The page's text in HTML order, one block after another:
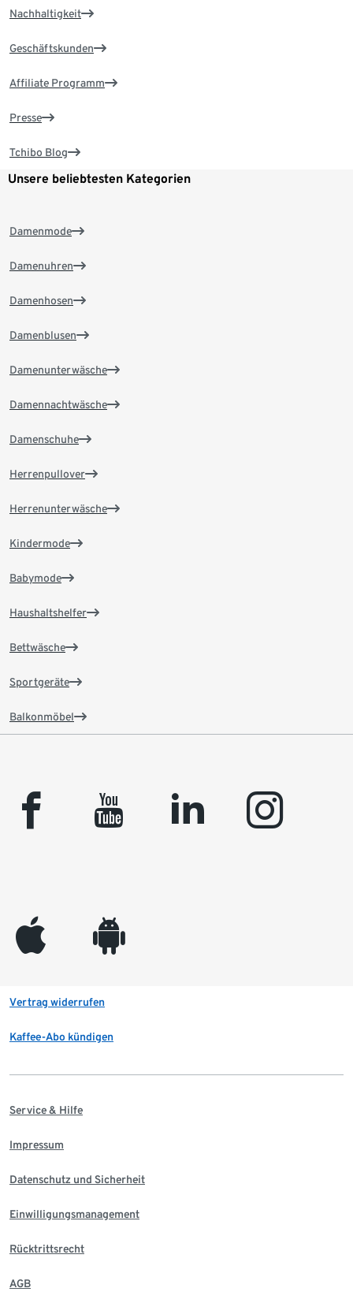
Nachhaltigkeit
Geschäftskunden
Affiliate Programm
Presse
Tchibo Blog
Unsere beliebtesten Kategorien
Damenmode
Damenuhren
Damenhosen
Damenblusen
Damenunterwäsche
Damennachtwäsche
Damenschuhe
Herrenpullover
Herrenunterwäsche
Kindermode
Babymode
Haushaltshelfer
Bettwäsche
Sportgeräte
Balkonmöbel
facebook youtube linkedin instagram
appleinc android
Vertrag widerrufen
Kaffee-Abo kündigen
Service & Hilfe
Impressum
Datenschutz und Sicherheit
Einwilligungsmanagement
Rücktrittsrecht
AGB